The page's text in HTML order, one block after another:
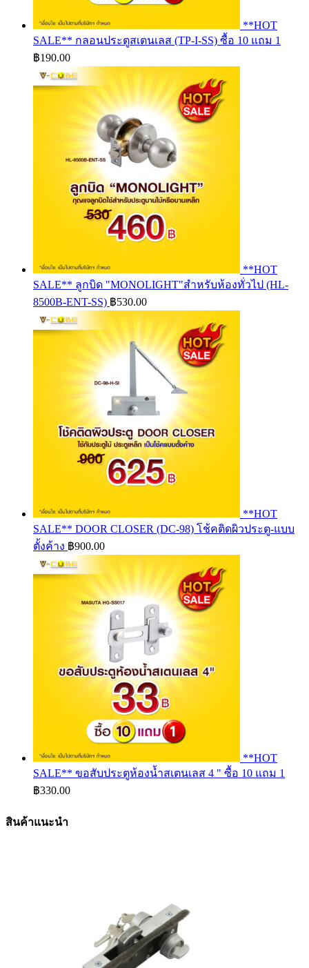
**HOT
SALE** กลอนประตูสเตนเลส (TP-I-SS) ซื้อ 10 แถม 1
฿190.00
**HOT
SALE** ลูกบิด "MONOLIGHT"สำหรับห้องทั่วไป (HL-
8500B-ENT-SS) ฿530.00
**HOT
SALE** DOOR CLOSER (DC-98) โช้คติดผิวประตู-แบบ
ตั้งค้าง ฿900.00
**HOT
SALE** ขอสับประตูห้องน้ำสเตนเลส 4 " ซื้อ 10 แถม 1
฿330.00
สินค้าแนะนำ